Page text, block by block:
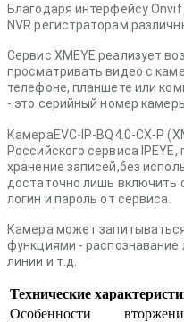
Благодаря интерфейсу
NVR регистраторам
Сервис XMEYE реализует
просматривать видео с
телефоне, планшете или
- это серийный номер
КамераEVC-IP-BQ4.0-CX-P
Российского сервиса
хранение записей,без
достаточно лишь включить
логин и пароль от сервиса.
Камера может
функциями - распознавание
линии и т.д.
Технические
Особенности